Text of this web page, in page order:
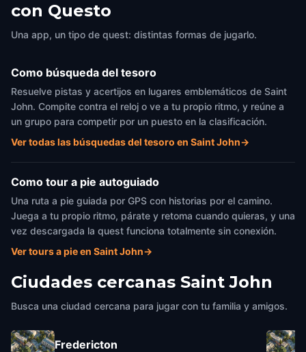
con Questo
Una app, un tipo de quest: distintas formas de jugarlo.
Como búsqueda del tesoro
Resuelve pistas y acertijos en lugares emblemáticos de Saint
John. Compite contra el reloj o ve a tu propio ritmo, y reúne a
un grupo para competir por un puesto en la clasificación.
Ver todas las búsquedas del tesoro en Saint John→
Como tour a pie autoguiado
Una ruta a pie guiada por GPS con historias por el camino.
Juega a tu propio ritmo, párate y retoma cuando quieras, y una
vez descargada la quest funciona totalmente sin conexión.
Ver tours a pie en Saint John→
Ciudades cercanas Saint John
Busca una ciudad cercana para jugar con tu familia y amigos.
Fredericton